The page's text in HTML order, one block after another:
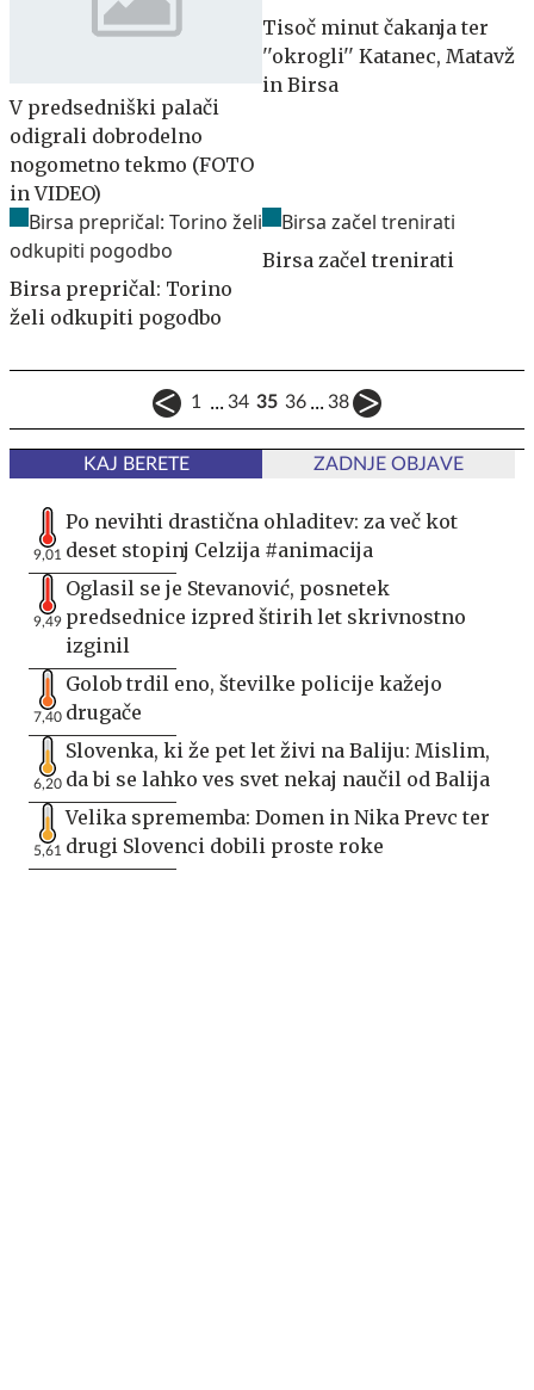
V predsedniški palači
odigrali dobrodelno
nogometno tekmo (FOTO
in VIDEO)
Tisoč minut čakanja ter
''okrogli'' Katanec, Matavž
in Birsa
Birsa prepričal: Torino
želi odkupiti pogodbo
Birsa začel trenirati
1 ... 34 35 36 ... 38
KAJ BERETE ZADNJE OBJAVE
9,01
Po nevihti drastična ohladitev: za več kot
deset stopinj Celzija #animacija
9,49
Oglasil se je Stevanović, posnetek
predsednice izpred štirih let skrivnostno
izginil
7,40
Golob trdil eno, številke policije kažejo
drugače
6,20
Slovenka, ki že pet let živi na Baliju: Mislim,
da bi se lahko ves svet nekaj naučil od Balija
5,61
Velika sprememba: Domen in Nika Prevc ter
drugi Slovenci dobili proste roke